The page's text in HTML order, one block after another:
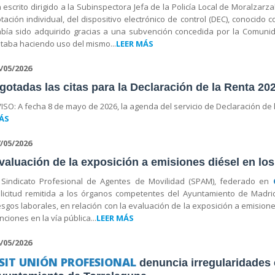
escrito dirigido a la Subinspectora Jefa de la Policía Local de
individual, del dispositivo electrónico de control (DEC), conocido
sido adquirido gracias a una subvención concedida por la
haciendo uso del mismo...LEER MÁS
05/2026
las citas para la Declaración de la Renta
A fecha 8 de mayo de 2026, la agenda del servicio de Declaración
05/2026
de la exposición a emisiones diésel en
Profesional de Agentes de Movilidad (SPAM), federado en
remitida a los órganos competentes del Ayuntamiento de
laborales, en relación con la evaluación de la exposición a
en la vía pública...LEER MÁS
05/2026
UNIÓN PROFESIONALdenuncia irregularidades